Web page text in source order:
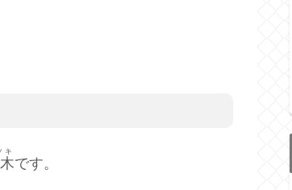
キ
です。